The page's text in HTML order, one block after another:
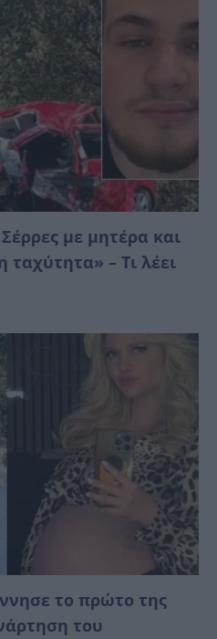
με μητέρα και
ταχύτητα» – Τι λέει
το πρώτο της
του